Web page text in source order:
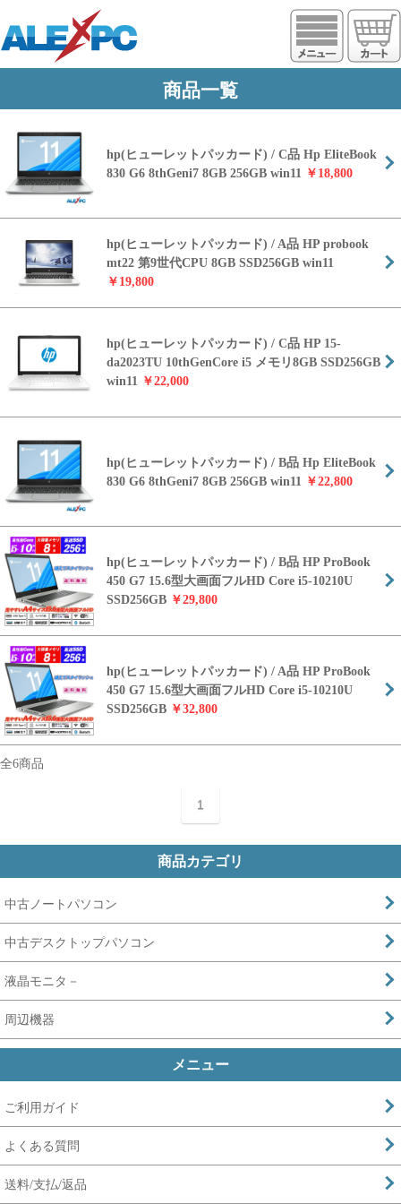
https://www.alexpc.jp
商品一覧
hp(ヒューレットパッカード) / C品 Hp EliteBook
830 G6 8thGeni7 8GB 256GB win11 ￥18,800
hp(ヒューレットパッカード) / A品 HP probook
mt22 第9世代CPU 8GB SSD256GB win11
￥19,800
hp(ヒューレットパッカード) / C品 HP 15-
da2023TU 10thGenCore i5 メモリ8GB SSD256GB
win11 ￥22,000
hp(ヒューレットパッカード) / B品 Hp EliteBook
830 G6 8thGeni7 8GB 256GB win11 ￥22,800
hp(ヒューレットパッカード) / B品 HP ProBook
450 G7 15.6型大画面フルHD Core i5-10210U
SSD256GB ￥29,800
hp(ヒューレットパッカード) / A品 HP ProBook
450 G7 15.6型大画面フルHD Core i5-10210U
SSD256GB ￥32,800
全6商品
1
商品カテゴリ
中古ノートパソコン
中古デスクトップパソコン
液晶モニタ－
周辺機器
メニュー
ご利用ガイド
よくある質問
送料/支払/返品